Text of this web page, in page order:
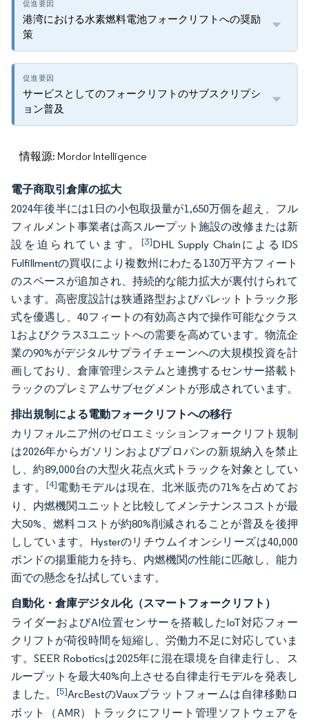
港湾における水素燃料電池フォークリフトへの奨励
策
サービスとしてのフォークリフトのサブスクリプシ
ョン普及
情報源: Mordor Intelligence
電子商取引倉庫の拡大
2024年後半には1日の小包取扱量が1,650万個を超え、フル
フィルメント事業者は高スループット施設の改修または新
設を迫られています。 [3]DHL Supply ChainによるIDS
Fulfillmentの買収により複数州にわたる130万平方フィート
のスペースが追加され、持続的な能力拡大が裏付けられて
います。高密度設計は狭通路型およびパレットトラック形
式を優遇し、40フィートの有効高さ内で操作可能なクラス
1およびクラス3ユニットへの需要を高めています。物流企
業の90%がデジタルサプライチェーンへの大規模投資を計
画しており、倉庫管理システムと連携するセンサー搭載ト
ラックのプレミアムサブセグメントが形成されています。
排出規制による電動フォークリフトへの移行
カリフォルニア州のゼロエミッションフォークリフト規制
は2026年からガソリンおよびプロパンの新規納入を禁止
し、約89,000台の大型火花点火式トラックを対象としてい
ます。 [4]電動モデルは現在、北米販売の71%を占めてお
り、内燃機関ユニットと比較してメンテナンスコストが最
大50%、燃料コストが約80%削減されることが普及を後押
ししています。Hysterのリチウムイオンシリーズは40,000
ポンドの揚重能力を持ち、内燃機関の性能に匹敵し、能力
面での懸念を払拭しています。
自動化・倉庫デジタル化（スマートフォークリフト）
ライダーおよびAI位置センサーを搭載したIoT対応フォー
クリフトが荷役時間を短縮し、労働力不足に対応していま
す。SEER Roboticsは2025年に混在環境を自律走行し、ス
ループットを最大40%向上させる自律走行モデルを発表し
ました。[5]ArcBestのVauxプラットフォームは自律移動ロ
ボット（AMR）トラックにフリート管理ソフトウェアを